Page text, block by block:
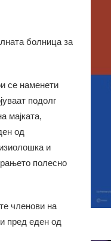
болница за
се наменети
подолг
мајката,
од
и
полесно
членови на
пред еден од